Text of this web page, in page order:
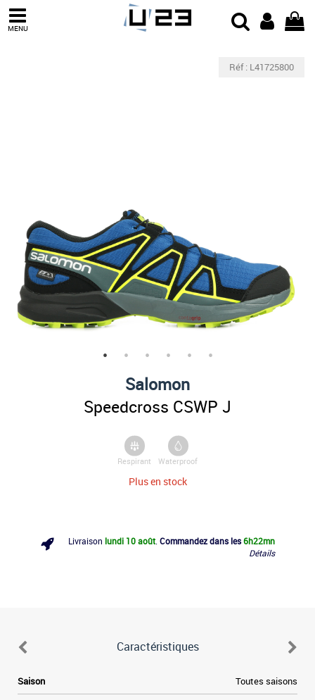
MENU
Réf : L41725800
Salomon
Speedcross CSWP J
Respirant Waterproof
Plus en stock
Livraison lundi 10 août. Commandez dans les 6h22mn
Détails
Caractéristiques
Saison Toutes saisons